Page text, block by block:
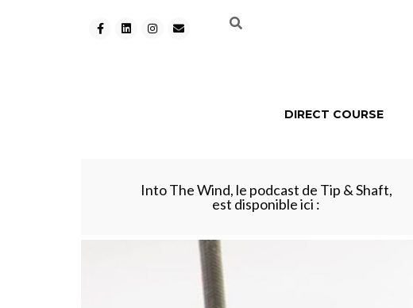
DIRECT COURSE
Into The Wind, le podcast de Tip & Shaft,
est disponible ici :